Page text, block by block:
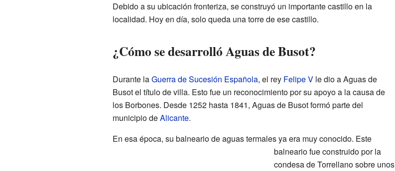
Debido a su ubicación fronteriza, se construyó un importante castillo en la
localidad. Hoy en día, solo queda una torre de ese castillo.
¿Cómo se desarrolló Aguas de Busot?
Durante laGuerra de Sucesión Española, el rey Felipe Vle dio a Aguas de
Busot el título de villa. Esto fue un reconocimiento por su apoyo a la causa de
los Borbones. Desde 1252 hasta 1841, Aguas de Busot formó parte del
municipio deAlicante.
En esa época, su balneario de aguas termales ya era muy conocido. Este
balneario fue construido por la
condesa de Torrellano sobre unos